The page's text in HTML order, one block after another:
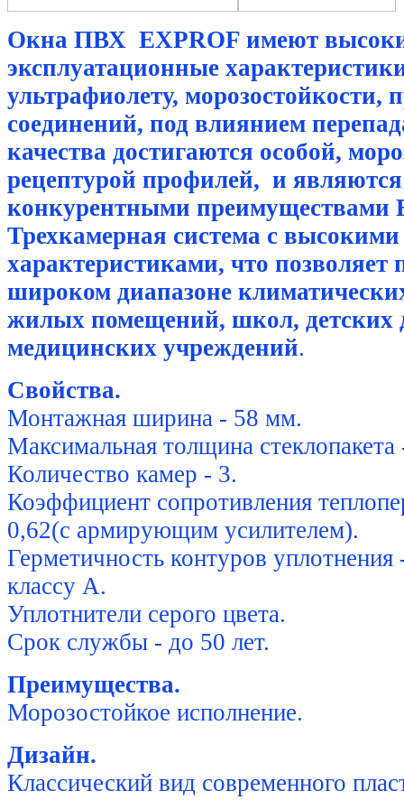
Окна ПВХ EXPROF имеют
эксплуатационные
ультрафиолету, морозостойкости,
соединений, под влиянием
качества достигаются особой,
рецептурой профилей, и
конкурентными преимуществами
Трехкамерная система с
характеристиками, что позволяет
широком диапазоне
жилых помещений, школ,
медицинских учреждений.
Свойства.
Монтажная ширина - 58 мм.
Максимальная толщина
Количество камер - 3.
Коэффициент сопротивления
0,62(с армирующим усилителем).
Герметичность контуров уплотнения
классу А.
Уплотнители серого цвета.
Срок службы - до 50 лет.
Преимущества.
Морозостойкое исполнение.
Дизайн.
Классический вид современного